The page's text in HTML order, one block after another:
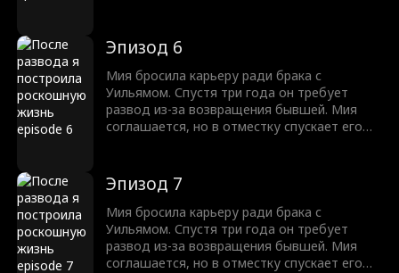
Когда Уильям требует от нее уволиться,
она пускает слух о его домогательствах. В
ходе этих баталий он осознает свои
истинные чувства и решает во что бы то ни
стало вернуть жену!
Эпизод 6
Мия бросила карьеру ради брака с
Уильямом. Спустя три года он требует
развод из-за возвращения бывшей. Мия
соглашается, но в отместку спускает его
Когда Уильям требует от нее уволиться,
она пускает слух о его домогательствах. В
ходе этих баталий он осознает свои
истинные чувства и решает во что бы то ни
стало вернуть жену!
Эпизод 7
Мия бросила карьеру ради брака с
Уильямом. Спустя три года он требует
развод из-за возвращения бывшей. Мия
соглашается, но в отместку спускает его